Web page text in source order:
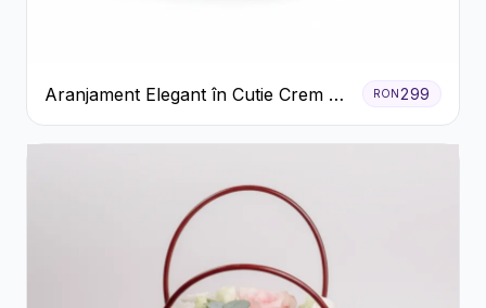
Aranjament Elegant în Cutie Crem cu
Crizanteme și Trandafiri
RON 299